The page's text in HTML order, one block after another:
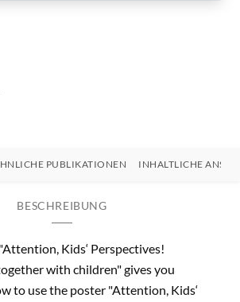
PUBLIKATIONEN INHALTLICHE
BESCHREIBUNG
Kids‘ Perspectives!
with children" gives you
to use the poster "Attention, Kids‘